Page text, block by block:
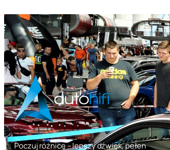
Poczuj różnicę – lepszy dźwięk, pełen